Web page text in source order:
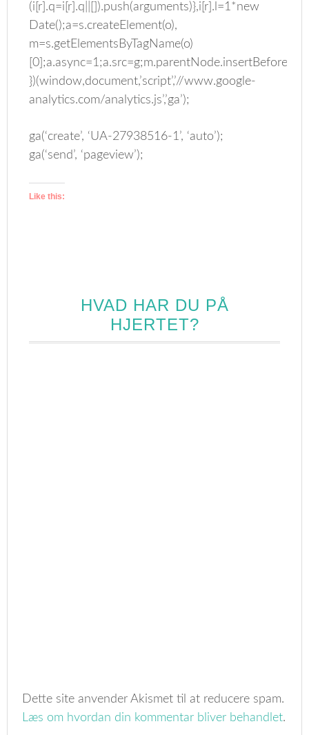
(i[r].q=i[r].q||[]).push(arguments)},i[r].l=1*new
Date();a=s.createElement(o),
m=s.getElementsByTagName(o)
})(window,document,’script’,’//www.google-
analytics.com/analytics.js’,’ga’);
ga(‘create’, ‘UA-27938516-1’, ‘auto’);
ga(‘send’, ‘pageview’);
Like this:
HVAD HAR DU PÅ
HJERTET?
Dette site anvender Akismet til at reducere spam.
Læs om hvordan din kommentar bliver behandlet.